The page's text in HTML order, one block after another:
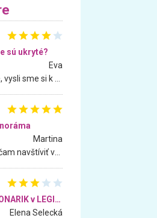
sú ukryté?
Eva
Martina
Vnútorné detské ihrisko LEGIONARIK v LEGIA Fitness
Elena Selecká